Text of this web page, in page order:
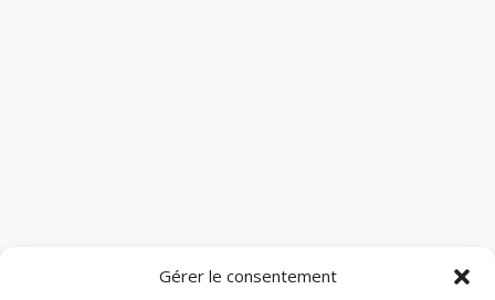
Gérer le consentement